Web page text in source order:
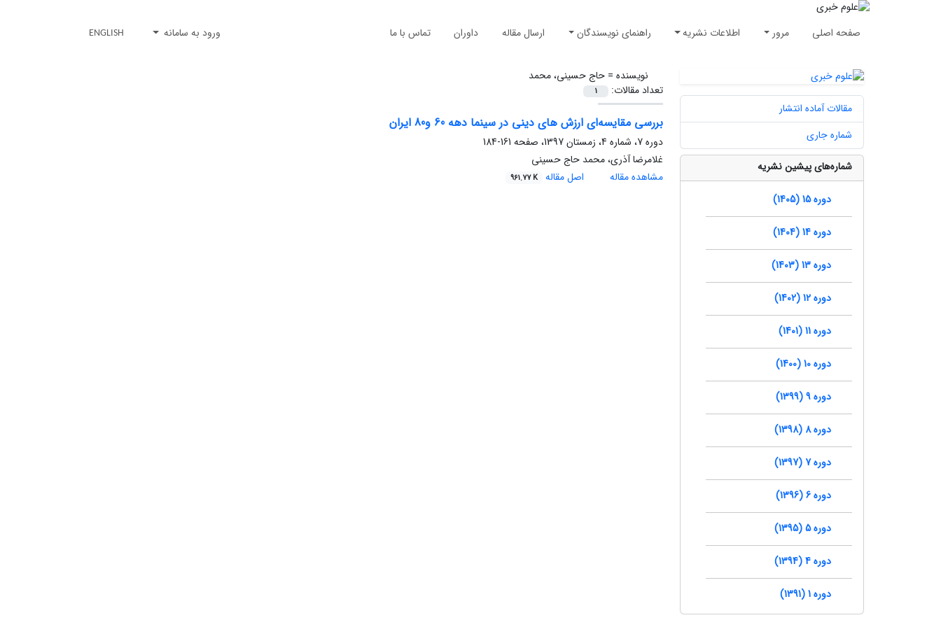
صفحه اصلی مرور اطلاعات نشریه راهنمای نویسندگان ارسال مقاله داوران تماس با ما ورود به سامانه ENGLISH
نویسنده =حاج حسینی، محمد
تعداد مقالات:
1
بررسی مقایسه‌ای ارزش های دینی در سینما دهه 60 و80 ایران
دوره 7، شماره 4، زمستان 1397، صفحه
161-184
غلامرضا آذری، محمد حاج حسینی
مشاهده مقاله
اصل مقاله 961.77 K
مقالات آماده انتشار
شماره جاری
شماره‌های پیشین نشریه
دوره 15 (1405)
دوره 14 (1404)
دوره 13 (1403)
دوره 12 (1402)
دوره 11 (1401)
دوره 10 (1400)
دوره 9 (1399)
دوره 8 (1398)
دوره 7 (1397)
دوره 6 (1396)
دوره 5 (1395)
دوره 4 (1394)
دوره 1 (1391)